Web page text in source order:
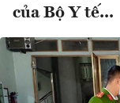
của Bộ Y tế...